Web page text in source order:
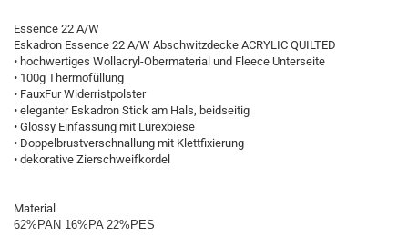
Essence 22 A/W
Eskadron Essence 22 A/W Abschwitzdecke ACRYLIC QUILTED
• hochwertiges Wollacryl-Obermaterial und Fleece Unterseite
• 100g Thermofüllung
• FauxFur Widerristpolster
• eleganter Eskadron Stick am Hals, beidseitig
• Glossy Einfassung mit Lurexbiese
• Doppelbrustverschnallung mit Klettfixierung
• dekorative Zierschweifkordel
Material
62%PAN 16%PA 22%PES